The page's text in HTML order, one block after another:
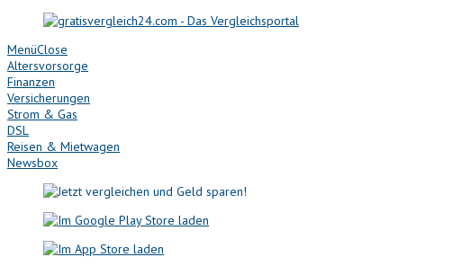
MenüClose
Altersvorsorge
Finanzen
Versicherungen
Strom & Gas
DSL
Reisen & Mietwagen
Newsbox